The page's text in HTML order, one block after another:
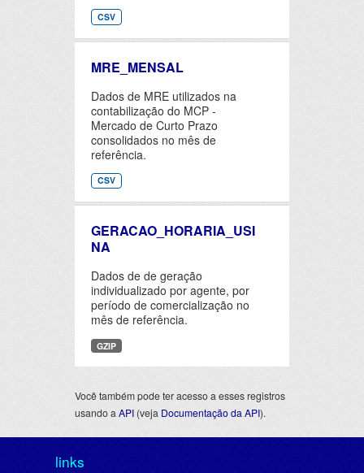
CSV
MRE_MENSAL
Dados de MRE utilizados na
contabilização do MCP -
Mercado de Curto Prazo
consolidados no mês de
referência.
CSV
GERACAO_HORARIA_USI
NA
Dados de de geração
individualizado por agente, por
período de comercialização no
mês de referência.
GZIP
Você também pode ter acesso a esses registros
usando a API (veja Documentação da API).
links